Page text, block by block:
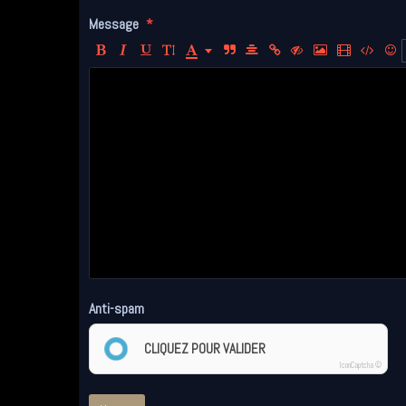
Message
Anti-spam
CLIQUEZ POUR VALIDER
IconCaptcha ©